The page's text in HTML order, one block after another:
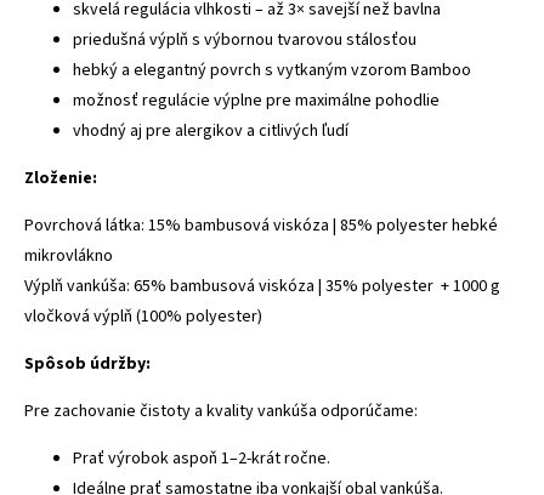
skvelá regulácia vlhkosti – až 3× savejší než bavlna
priedušná výplň s výbornou tvarovou stálosťou
hebký a elegantný povrch s vytkaným vzorom Bamboo
možnosť regulácie výplne pre maximálne pohodlie
vhodný aj pre alergikov a citlivých ľudí
Zloženie:
Povrchová látka: 15% bambusová viskóza | 85% polyester hebké
mikrovlákno
Výplň vankúša: 65% bambusová viskóza | 35% polyester + 1000 g
vločková výplň (100% polyester)
Spôsob údržby:
Pre zachovanie čistoty a kvality vankúša odporúčame:
Prať výrobok aspoň 1–2-krát ročne.
Ideálne prať samostatne iba vonkajší obal vankúša.